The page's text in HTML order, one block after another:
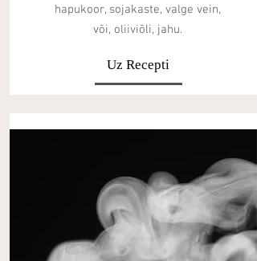
hapukoor, sojakaste, valge vein,
või, oliiviõli, jahu.
Uz Recepti